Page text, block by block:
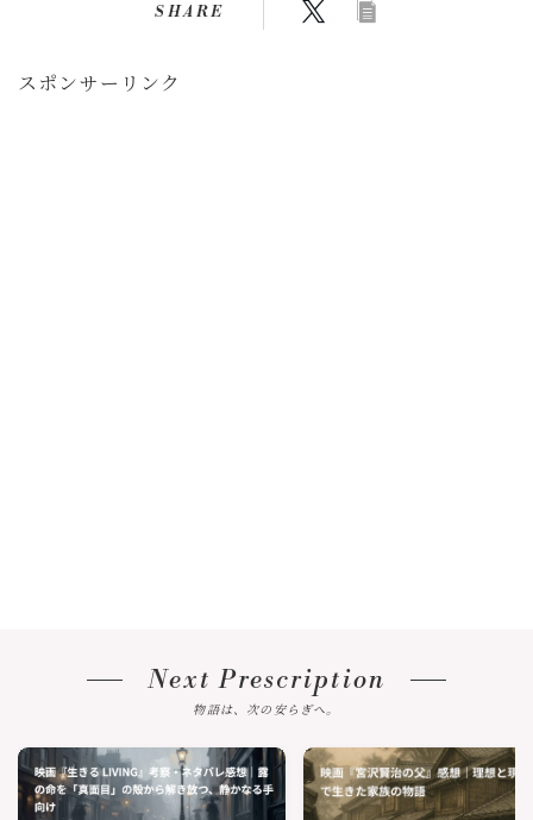
SHARE
スポンサーリンク
Next Prescription
物語は、次の安らぎへ。